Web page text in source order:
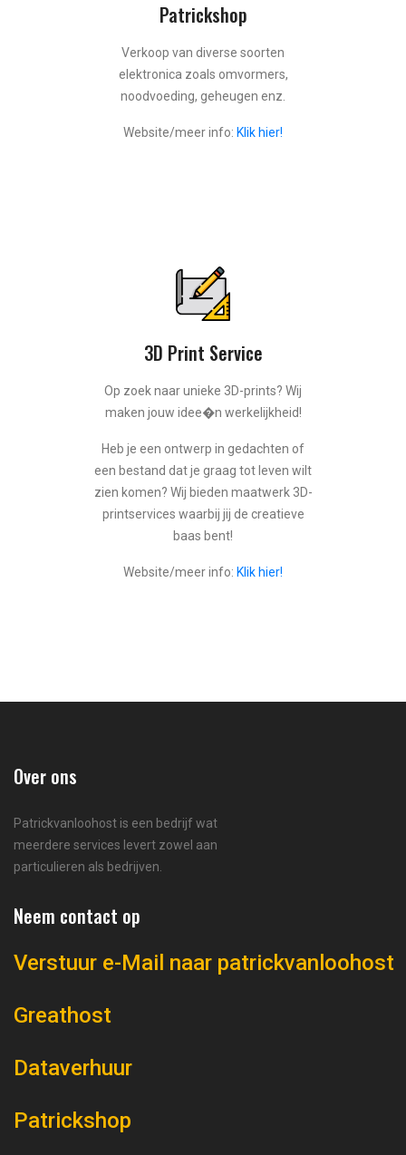
Patrickshop
Verkoop van diverse soorten
elektronica zoals omvormers,
noodvoeding, geheugen enz.
Website/meer info: Klik hier!
3D Print Service
Op zoek naar unieke 3D-prints? Wij
maken jouw idee�n werkelijkheid!
Heb je een ontwerp in gedachten of
een bestand dat je graag tot leven wilt
zien komen? Wij bieden maatwerk 3D-
printservices waarbij jij de creatieve
baas bent!
Website/meer info: Klik hier!
Over ons
Patrickvanloohost is een bedrijf wat
meerdere services levert zowel aan
particulieren als bedrijven.
Neem contact op
Verstuur e-Mail naar patrickvanloohost
Greathost
Dataverhuur
Patrickshop